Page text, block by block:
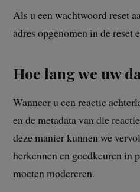
Als u een wachtwoord reset
adres opgenomen in de reset
Hoe lang we uw
Wanneer u een reactie
en de metadata van die
deze manier kunnen we
herkennen en goedkeuren in
moeten modereren.